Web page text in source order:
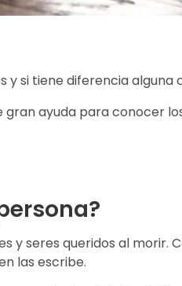
y si tiene diferencia alguna
ayuda para conocer
y seres queridos al morir.
las escribe.